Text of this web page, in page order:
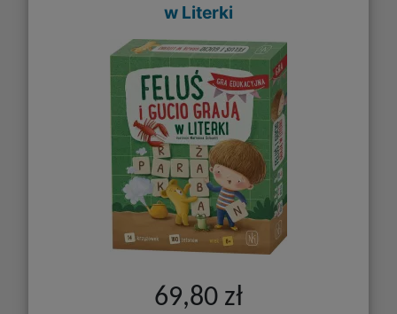
w Literki
69,80 zł